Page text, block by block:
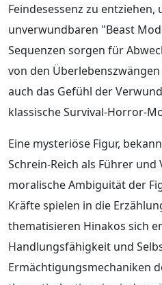
Feindesessenz zu
unverwundbaren "Beast
Sequenzen sorgen für
von den
auch das Gefühl der
klassische Survival-Horror-
Eine mysteriöse Figur,
Schrein-Reich als Führer und
moralische Ambiguität der
Kräfte spielen in die
thematisieren Hinakos sich
Handlungsfähigkeit und
Ermächtigungsmechaniken